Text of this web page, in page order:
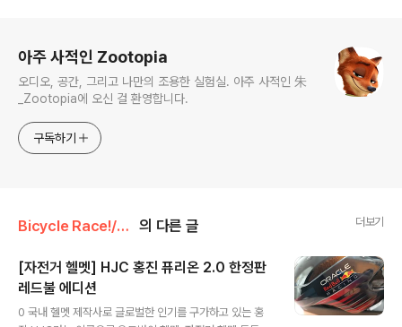
아주 사적인 Zootopia
오디오, 공간, 그리고 나만의 조용한 실험실. 아주 사적인 朱
_Zootopia에 오신 걸 환영합니다.
구독하기
Bicycle Race!/Equipments 의 다른 글 더보기
[자전거 헬멧] HJC 홍진 퓨리온 2.0 한정판
레드불 에디션
0 국내 헬멧 제작사로 글로벌한 인기를 구가하고 있는 홍